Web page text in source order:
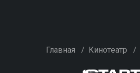
Главная / Кинотеатр /